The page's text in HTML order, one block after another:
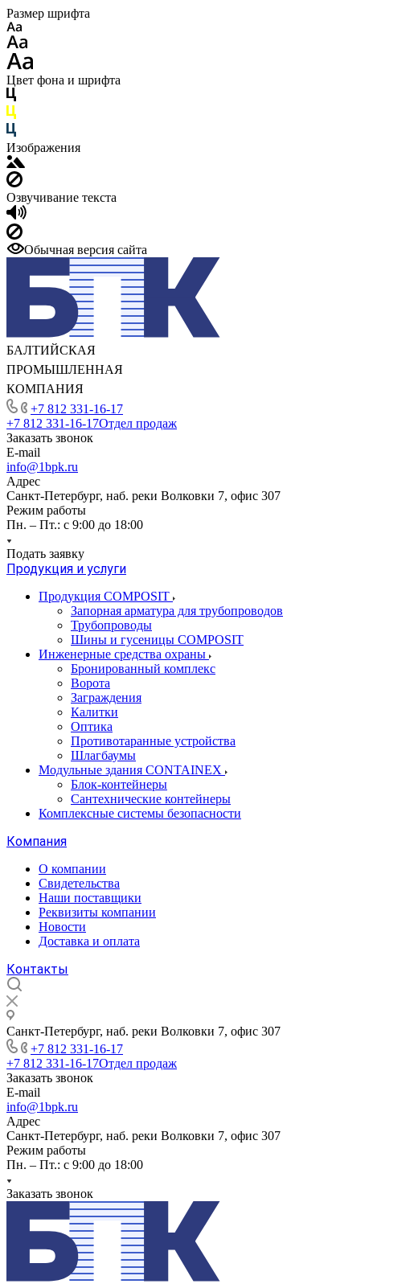
Размер шрифта
Цвет фона и шрифта
Изображения
Озвучивание текста
Обычная версия сайта
БАЛТИЙСКАЯ
ПРОМЫШЛЕННАЯ
КОМПАНИЯ
+7 812 331-16-17
+7 812 331-16-17Отдел продаж
Заказать звонок
E-mail
info@1bpk.ru
Адрес
Санкт-Петербург, наб. реки Волковки 7, офис 307
Режим работы
Пн. – Пт.: с 9:00 до 18:00
Подать заявку
Продукция и услуги
Продукция COMPOSIT
Запорная арматура для трубопроводов
Трубопроводы
Шины и гусеницы COMPOSIT
Инженерные средства охраны
Бронированный комплекс
Ворота
Заграждения
Калитки
Оптика
Противотаранные устройства
Шлагбаумы
Модульные здания CONTAINEX
Блок-контейнеры
Сантехнические контейнеры
Комплексные системы безопасности
Компания
О компании
Свидетельства
Наши поставщики
Реквизиты компании
Новости
Доставка и оплата
Контакты
Санкт-Петербург, наб. реки Волковки 7, офис 307
+7 812 331-16-17
+7 812 331-16-17Отдел продаж
Заказать звонок
E-mail
info@1bpk.ru
Адрес
Санкт-Петербург, наб. реки Волковки 7, офис 307
Режим работы
Пн. – Пт.: с 9:00 до 18:00
Заказать звонок